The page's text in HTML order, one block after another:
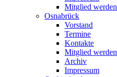
Mitglied werden
Osnabrück
Vorstand
Termine
Kontakte
Mitglied werden
Archiv
Impressum